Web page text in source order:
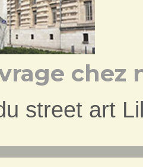
chez
street art